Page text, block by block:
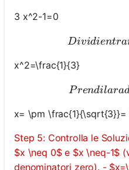
3 x^2-1=0
Dividientr
x^2=\frac{1}{3}
Prendilara
x= \pm
Step 5: Controlla le
$x \neq 0$ e $x \neq-1$
denominatori zero). -